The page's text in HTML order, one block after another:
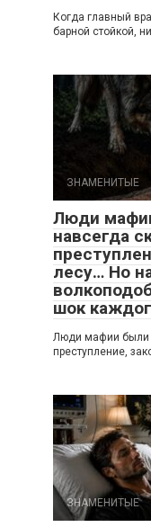
Когда главный
барной стойкой,
ЗНАМЕНИТЫЕ
Люди
навсегда
лесу… Но
шок
Люди мафии были
преступление,
ЗНАМЕНИТЫЕ